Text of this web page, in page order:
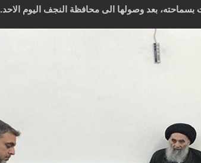
بعد وصولها الى محافظة النجف اليوم الاحد.